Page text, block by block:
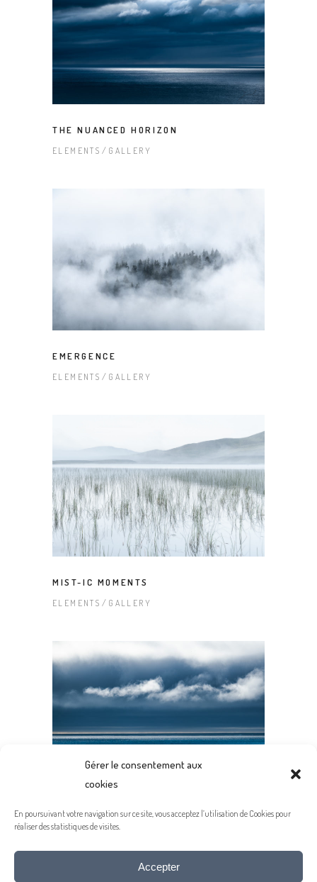
Gérer le consentement aux
cookies
En poursuivant votre navigation sur ce site, vous acceptez l’utilisation de Cookies pour
réaliser des statistiques de visites.
Accepter
THE NUANCED HORIZON
ELEMENTS GALLERY
EMERGENCE
ELEMENTS GALLERY
MIST-IC MOMENTS
ELEMENTS GALLERY
ELEMENTS – BEST OF
GALLERY